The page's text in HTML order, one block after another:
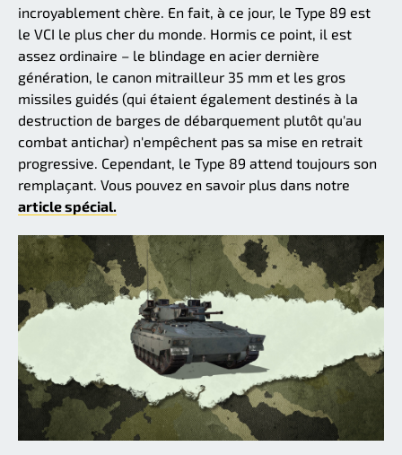
incroyablement chère. En fait, à ce jour, le Type 89 est
le VCI le plus cher du monde. Hormis ce point, il est
assez ordinaire – le blindage en acier dernière
génération, le canon mitrailleur 35 mm et les gros
missiles guidés (qui étaient également destinés à la
destruction de barges de débarquement plutôt qu'au
combat antichar) n'empêchent pas sa mise en retrait
progressive. Cependant, le Type 89 attend toujours son
remplaçant. Vous pouvez en savoir plus dans notre
article spécial.